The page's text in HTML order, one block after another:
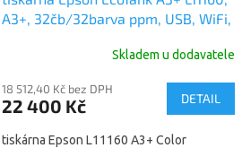
A
R
M
A
A3+, 32čb/32barva ppm, USB, WiFi,
Skladem u dodavatele
18 512,40 Kč bez DPH
22 400 Kč DETAIL
tiskárna Epson L11160 A3+ Color